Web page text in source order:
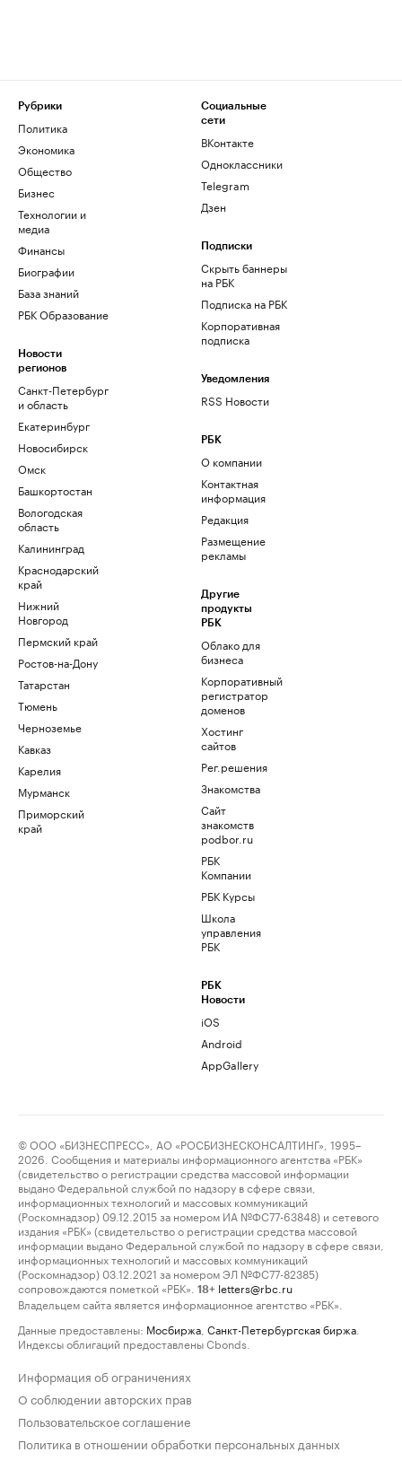
Рубрики
Политика
Экономика
Общество
Бизнес
Технологии и
медиа
Финансы
Биографии
База знаний
РБК Образование
Новости
регионов
Санкт-Петербург
и область
Екатеринбург
Новосибирск
Омск
Башкортостан
Вологодская
область
Калининград
Краснодарский
край
Нижний
Новгород
Пермский край
Ростов-на-Дону
Татарстан
Тюмень
Черноземье
Кавказ
Карелия
Мурманск
Приморский
край
Социальные
сети
ВКонтакте
Одноклассники
Telegram
Дзен
Подписки
Скрыть баннеры
на РБК
Подписка на РБК
Корпоративная
подписка
Уведомления
RSS Новости
РБК
О компании
Контактная
информация
Редакция
Размещение
рекламы
Другие
продукты
РБК
Облако для
бизнеса
Корпоративный
регистратор
доменов
Хостинг
сайтов
Рег.решения
Знакомства
Сайт
знакомств
podbor.ru
РБК
Компании
РБК Курсы
Школа
управления
РБК
РБК
Новости
iOS
Android
AppGallery
© ООО «БИЗНЕСПРЕСС», АО «РОСБИЗНЕСКОНСАЛТИНГ», 1995–
2026. Сообщения и материалы информационного агентства «РБК»
(свидетельство о регистрации средства массовой информации
выдано Федеральной службой по надзору в сфере связи,
информационных технологий и массовых коммуникаций
(Роскомнадзор) 09.12.2015 за номером ИА №ФС77-63848) и сетевого
издания «РБК» (свидетельство о регистрации средства массовой
информации выдано Федеральной службой по надзору в сфере связи,
информационных технологий и массовых коммуникаций
(Роскомнадзор) 03.12.2021 за номером ЭЛ №ФС77-82385)
сопровождаются пометкой «РБК».
18+ letters@rbc.ru
Владельцем сайта является информационное агентство «РБК».
Данные предоставлены: Мосбиржа Санкт-Петербургская биржа
Индексы облигаций предоставлены Cbonds.
Информация об ограничениях
О соблюдении авторских прав
Пользовательское соглашение
Политика в отношении обработки персональных данных